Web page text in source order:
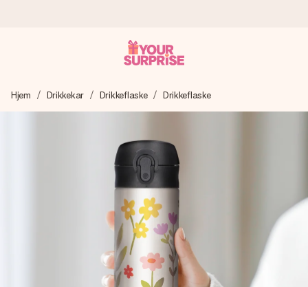
Vi lager dine gaver med omtanke og sender den avgårde så
raskt som mulig - slik at du kan gi gaven i tide, når den betyr
4,5 (basert på +15 000 anmeldelser)
Gavene våre inspirerer. Kundene gir oss 4,5 på Google
Gratis kort med hilsen
Hjem Drikkekar Drikkeflaske Drikkeflaske